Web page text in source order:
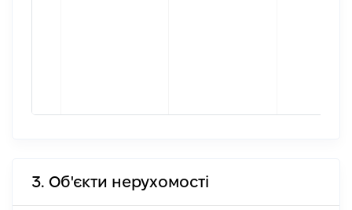
3. Об'єкти нерухомості